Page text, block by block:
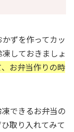
ずを作ってカッ
しておきましょ
お弁当作りの時
できるお弁当の
取り入れてみて